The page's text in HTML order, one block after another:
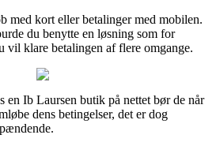
med kort eller betalinger med mobilen.
du benytte en løsning som for
vil klare betalingen af flere omgange.
en Ib Laursen butik på nettet bør de når
dens betingelser, det er dog